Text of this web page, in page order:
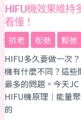
HIFU機效果維持
看懂！
抗老
松弛
鬆弛
HIFU多久要做一次
機有什麼不同？這
最多的問題。今天
HIFU機原理｜能量
的
美
「頻
率
關
鍵」
一
次
看
懂！